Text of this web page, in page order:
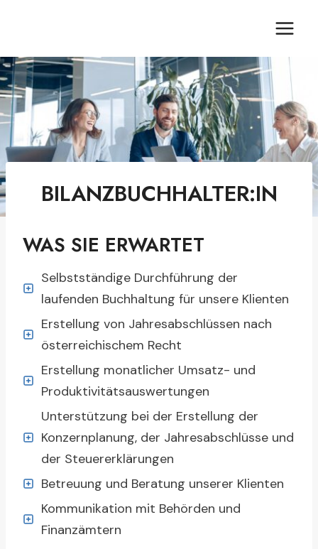
springen
BILANZBUCHHALTER:IN
WAS SIE ERWARTET
Selbstständige Durchführung der
laufenden Buchhaltung für unsere Klienten
Erstellung von Jahresabschlüssen nach
österreichischem Recht
Erstellung monatlicher Umsatz- und
Produktivitätsauswertungen
Unterstützung bei der Erstellung der
Konzernplanung, der Jahresabschlüsse und
der Steuererklärungen
Betreuung und Beratung unserer Klienten
Kommunikation mit Behörden und
Finanzämtern